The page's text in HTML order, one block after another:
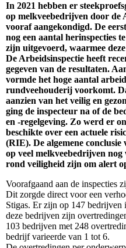
In 2021 hebben er
op melkveebedrijven door de
vooraf aangekondigd. De
nog een aantal herinspecties
zijn uitgevoerd, waarmee
De Arbeidsinspectie heeft
gegeven van de resultaten.
vormde het hoge aantal
rundveehouderij voorkomt.
aanzien van het veilig en
ging de inspecteur na of de
en -regelgeving. Zo werd er
beschikte over een actuele
(RIE). De algemene
op veel melkveebedrijven
rond veiligheid zijn om alert
Voorafgaand aan de inspecties
Dit zorgde direct voor een
Stigas. Er zijn op 147 bedrijven
deze bedrijven zijn
103 bedrijven met 248
bedrijf varieerde van 1 tot 6.